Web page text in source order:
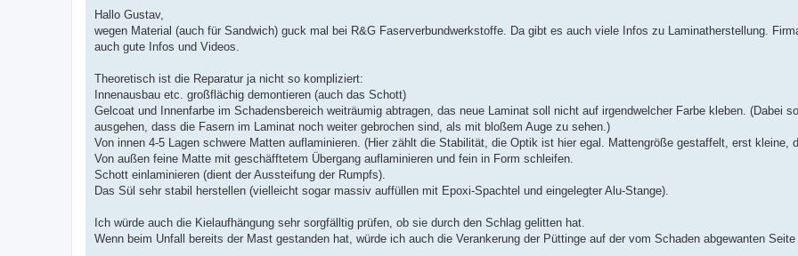
i
r
a
Hallo Gustav,
wegen Material (auch für Sandwich) guck mal bei R&G Faserverbundwerkstoffe. Da gibt es auch viele Infos zu Laminatherstellung.
auch gute Infos und Videos.
Theoretisch ist die Reparatur ja nicht so kompliziert:
Innenausbau etc. großflächig demontieren (auch das Schott)
Gelcoat und Innenfarbe im Schadensbereich weiträumig abtragen, das neue Laminat soll nicht auf irgendwelcher Farbe kleben. (Dabei
ausgehen, dass die Fasern im Laminat noch weiter gebrochen sind, als mit bloßem Auge zu sehen.)
Von innen 4-5 Lagen schwere Matten auflaminieren. (Hier zählt die Stabilität, die Optik ist hier egal. Mattengröße gestaffelt, erst kleine,
Von außen feine Matte mit geschäfftetem Übergang auflaminieren und fein in Form schleifen.
Schott einlaminieren (dient der Aussteifung der Rumpfs).
Das Sül sehr stabil herstellen (vielleicht sogar massiv auffüllen mit Epoxi-Spachtel und eingelegter Alu-Stange).
Ich würde auch die Kielaufhängung sehr sorgfälltig prüfen, ob sie durch den Schlag gelitten hat.
Wenn beim Unfall bereits der Mast gestanden hat, würde ich auch die Verankerung der Püttinge auf der vom Schaden abgewanten